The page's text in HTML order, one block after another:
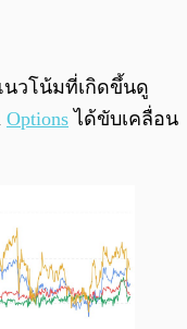
นวโน้มที่เกิดขึ้นดู
Options ได้ขับเคลื่อน